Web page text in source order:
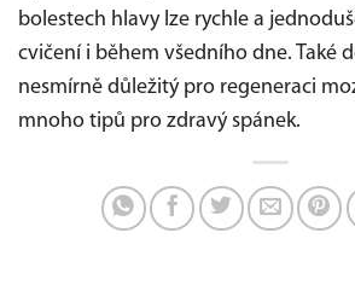
bolestech hlavy lze rychle a
cvičení i během všedního dne. Také
nesmírně důležitý pro regeneraci
mnoho tipů pro zdravý spánek.